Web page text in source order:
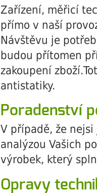
Zařízení, měřicí
přímo v naší
Návštěvu je
budou přítomen
zakoupení
antistatiky.
Poradenství
V případě, že
analýzou Vašich
výrobek, který
Opravy